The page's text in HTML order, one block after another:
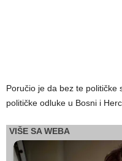
Poručio je da bez te političke
političke odluke u Bosni i